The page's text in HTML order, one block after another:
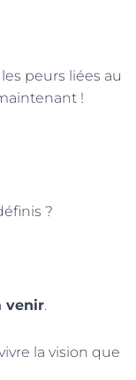
peurs liées au
!
?
venir.
la vision que